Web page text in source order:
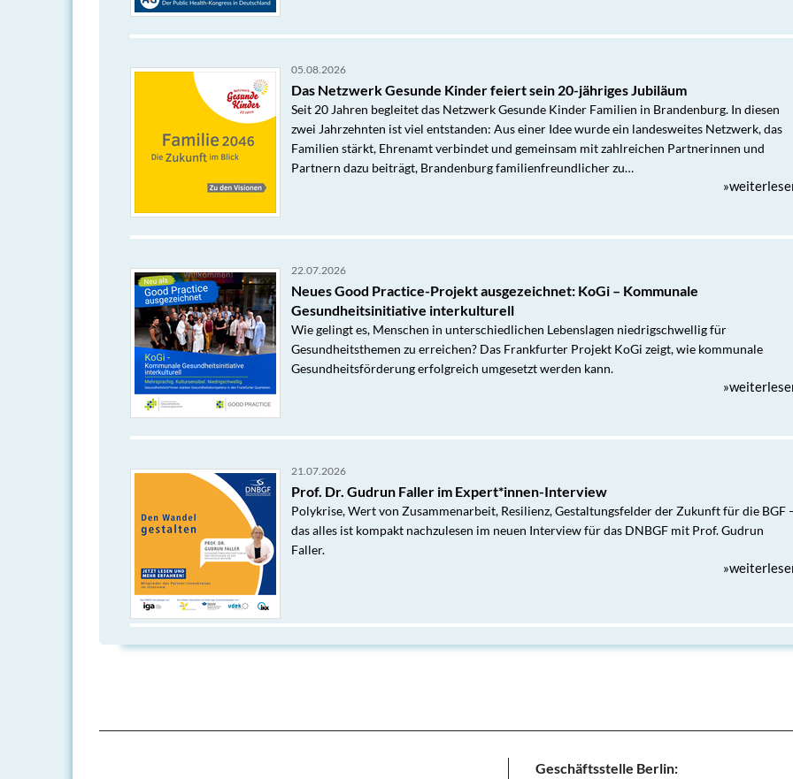
05.08.2026
Das Netzwerk Gesunde Kinder feiert sein 20-jähriges Jubiläum
Seit 20 Jahren begleitet das Netzwerk Gesunde Kinder Familien in Brandenburg. In diesen
zwei Jahrzehnten ist viel entstanden: Aus einer Idee wurde ein landesweites Netzwerk, das
Familien stärkt, Ehrenamt verbindet und gemeinsam mit zahlreichen Partnerinnen und
Partnern dazu beiträgt, Brandenburg familienfreundlicher zu…
22.07.2026
Neues Good Practice-Projekt ausgezeichnet: KoGi – Kommunale
Gesundheitsinitiative interkulturell
Wie gelingt es, Menschen in unterschiedlichen Lebenslagen niedrigschwellig für
Gesundheitsthemen zu erreichen? Das Frankfurter Projekt KoGi zeigt, wie kommunale
Gesundheitsförderung erfolgreich umgesetzt werden kann.
21.07.2026
Prof. Dr. Gudrun Faller im Expert*innen-Interview
Polykrise, Wert von Zusammenarbeit, Resilienz, Gestaltungsfelder der Zukunft für die BGF
das alles ist kompakt nachzulesen im neuen Interview für das DNBGF mit Prof. Gudrun
Faller.
Geschäftsstelle Berlin: